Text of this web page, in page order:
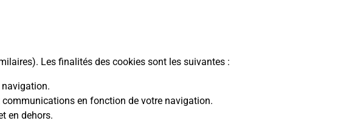
Les finalités des cookies sont les suivantes :
en fonction de votre navigation.
en dehors.